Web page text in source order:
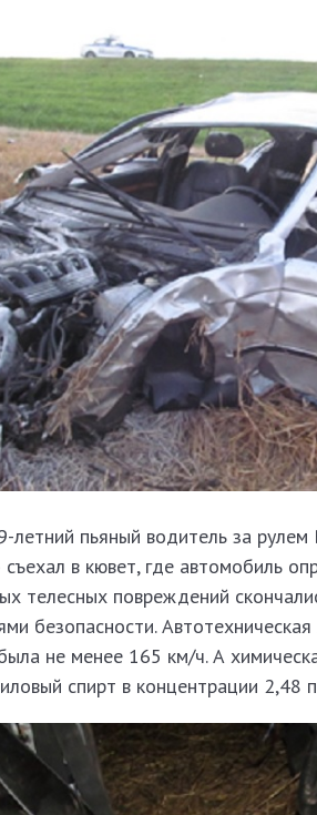
летний пьяный водитель за
в кювет, где автомобиль
телесных повреждений
безопасности.
не менее 165 км/ч. А
спирт в концентрации 2,48